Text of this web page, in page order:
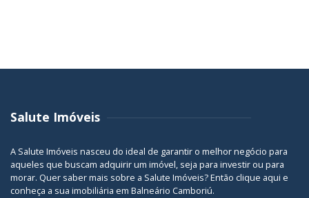
Salute Imóveis
A Salute Imóveis nasceu do ideal de garantir o melhor negócio para
aqueles que buscam adquirir um imóvel, seja para investir ou para
morar. Quer saber mais sobre a Salute Imóveis? Então clique aqui e
conheça a sua imobiliária em Balneário Camboriú.